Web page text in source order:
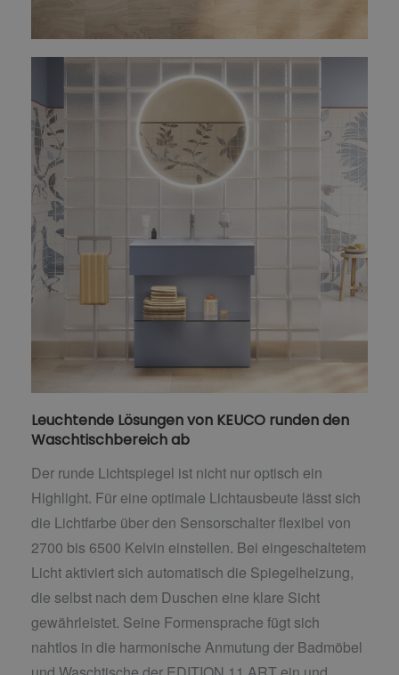
Leuchtende Lösungen von KEUCO runden den
Waschtischbereich ab
Der runde Lichtspiegel ist nicht nur optisch ein
Highlight. Für eine optimale Lichtausbeute lässt sich
die Lichtfarbe über den Sensorschalter flexibel von
2700 bis 6500 Kelvin einstellen. Bei eingeschaltetem
Licht aktiviert sich automatisch die Spiegelheizung,
die selbst nach dem Duschen eine klare Sicht
gewährleistet. Seine Formensprache fügt sich
nahtlos in die harmonische Anmutung der Badmöbel